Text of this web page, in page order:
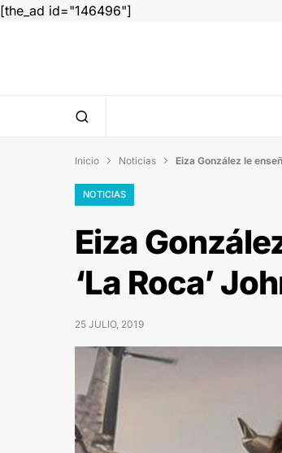
[the_ad id="146496"]
Inicio  Noticias  Eiza González le
NOTICIAS
Eiza
‘La Roca’
25 JULIO, 2019